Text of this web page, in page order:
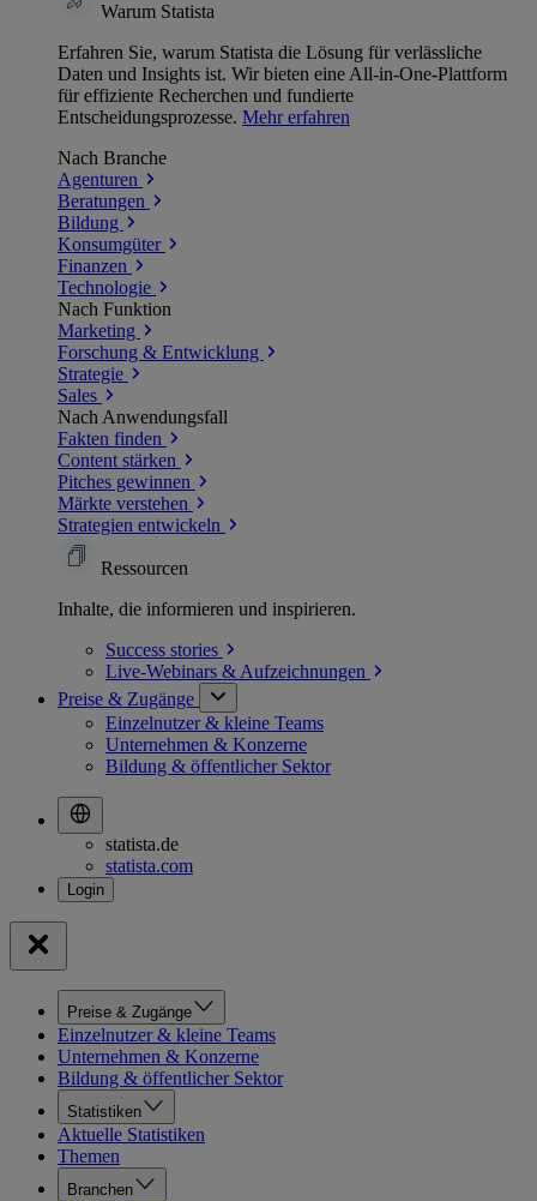
Warum Statista
Erfahren Sie, warum Statista die Lösung für verlässliche
Daten und Insights ist. Wir bieten eine All-in-One-Plattform
für effiziente Recherchen und fundierte
Entscheidungsprozesse. Mehr erfahren
Nach Branche
Agenturen
Beratungen
Bildung
Konsumgüter
Finanzen
Technologie
Nach Funktion
Marketing
Forschung & Entwicklung
Strategie
Sales
Nach Anwendungsfall
Fakten finden
Content stärken
Pitches gewinnen
Märkte verstehen
Strategien entwickeln
Ressourcen
Inhalte, die informieren und inspirieren.
Success stories
Live-Webinars & Aufzeichnungen
Preise & Zugänge
Einzelnutzer & kleine Teams
Unternehmen & Konzerne
Bildung & öffentlicher Sektor
statista.de
statista.com
Preise & Zugänge
Einzelnutzer & kleine Teams
Unternehmen & Konzerne
Bildung & öffentlicher Sektor
Statistiken
Aktuelle Statistiken
Themen
Branchen